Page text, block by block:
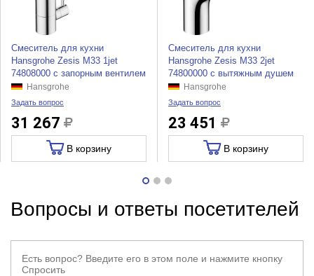
Смеситель для кухни
Hansgrohe Zesis M33 1jet
74808000 с запорным вентилем
Hansgrohe
Задать вопрос
31 267
В корзину
Смеситель для кухни
Hansgrohe Zesis M33 2jet
74800000 с вытяжным душем
Hansgrohe
Задать вопрос
23 451
В корзину
Вопросы и ответы посетителей